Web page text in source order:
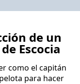
de un
Escocia
como el capitán
para hacer